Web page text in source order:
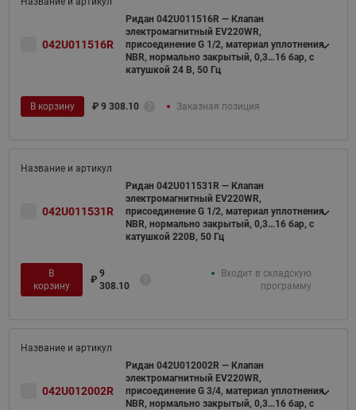
042U011516R
Ридан 042U011516R — Клапан
электромагнитный EV220WR,
присоединение G 1/2, материал уплотнения
NBR, нормально закрытый, 0,3…16 бар, с
катушкой 24 В, 50 Гц
В корзину ₽ 9 308.10 Заказная позиция
042U011531R
Ридан 042U011531R — Клапан
электромагнитный EV220WR,
присоединение G 1/2, материал уплотнения
NBR, нормально закрытый, 0,3…16 бар, с
катушкой 220В, 50 Гц
В
корзину
₽
9
308.10
Входит в складскую
программу
042U012002R
Ридан 042U012002R — Клапан
электромагнитный EV220WR,
присоединение G 3/4, материал уплотнения
NBR, нормально закрытый, 0,3…16 бар, с